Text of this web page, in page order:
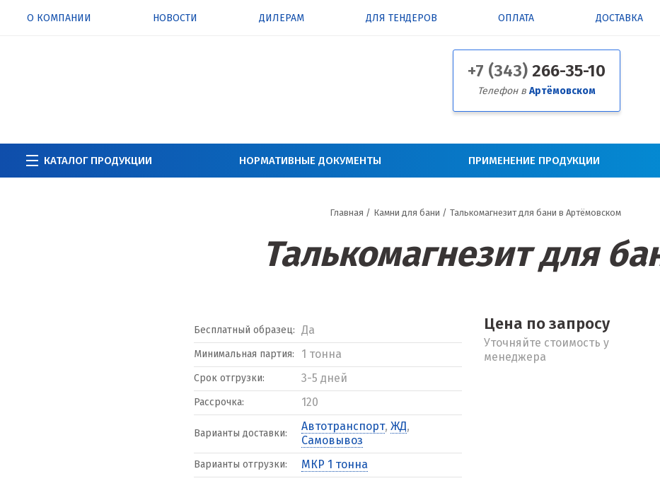
О КОМПАНИИ НОВОСТИ ДИЛЕРАМ ДЛЯ ТЕНДЕРОВ ОПЛАТА ДОСТАВКА
+7 (343) 266-35-10
Телефон в Артёмовском
КАТАЛОГ ПРОДУКЦИИ НОРМАТИВНЫЕ ДОКУМЕНТЫ ПРИМЕНЕНИЕ ПРОДУКЦИИ
Главная / Камни для бани / Талькомагнезит для бани в Артёмовском
Талькомагнезит для
Бесплатный образец: Да
Минимальная партия: 1 тонна
Срок отгрузки: 3-5 дней
Рассрочка: 120
Варианты доставки:
Автотранспорт, ЖД,
Самовывоз
Варианты отгрузки: МКР 1 тонна
Цена по запросу
Уточняйте стоимость у
менеджера